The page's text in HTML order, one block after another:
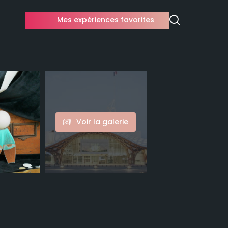
Mes expériences favorites
Voir la galerie